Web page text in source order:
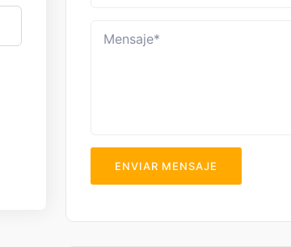
ENVIAR MENSAJE